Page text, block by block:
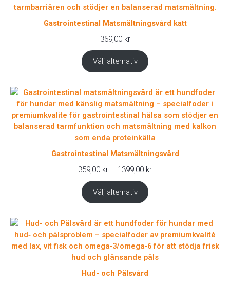
Gastrointestinal Matsmältningsvård katt
369,00 kr
Välj alternativ
Gastrointestinal Matsmältningsvård
359,00 kr – 1399,00 krPrisintervall:
Välj alternativ
Hud- och Pälsvård